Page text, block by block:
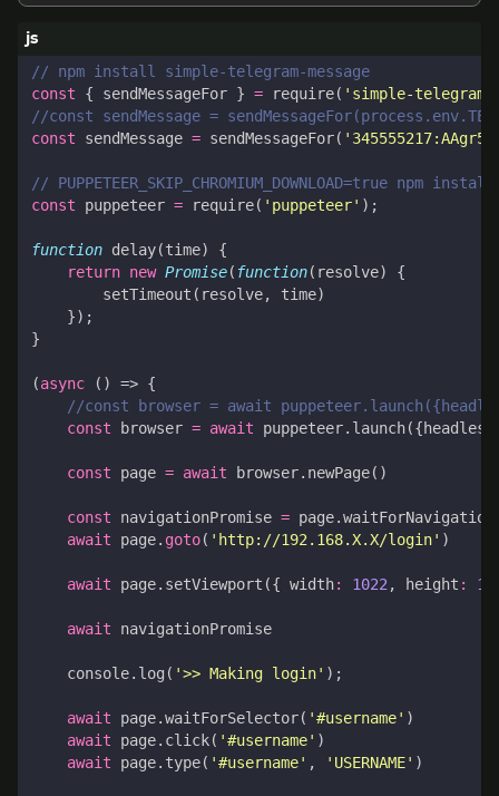
const
{ sendMessageFor } = require( 'simple-telegram-
const sendMessage = sendMessageFor(
const puppeteer = require( 'puppeteer' );
function delay(time)
{
return new Promise( function( resolve)
{
setTimeout ( resolve, time)
});
}
(async () => {
const browser = await puppeteer. launch({headless
const page = await browser. newPage()
const navigationPromise = page.waitForNavigation
await
page. goto( 'http://192.168.X.X/login' )
await page. setViewport ({ width: 1022, height :
await navigationPromise
console. log ( '>> Making login' );
await page.waitForSelector( '#username' )
await
page. click( '#username' )
await
page. type( '#username' , 'USERNAME' )